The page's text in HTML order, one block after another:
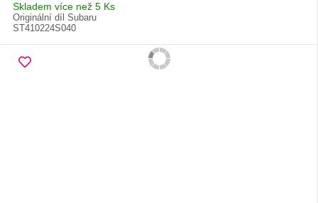
Skladem více než 5 Ks
Originální díl Subaru
ST410224S040